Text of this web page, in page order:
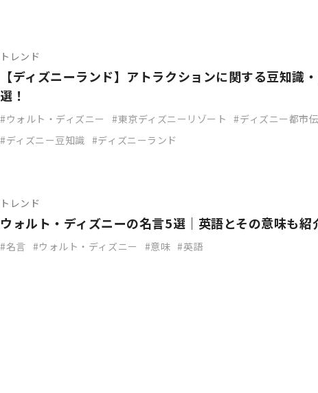
トレンド
【ディズニーランド】アトラクションに関する豆知識
選！
ウォルト・ディズニー 東京ディズニーリゾート
ディズニー都市
ディズニー豆知識
ディズニーランド
トレンド
ウォルト・ディズニーの名言5選｜英語とその意味も紹
名言 ウォルト・ディズニー 意味 英語